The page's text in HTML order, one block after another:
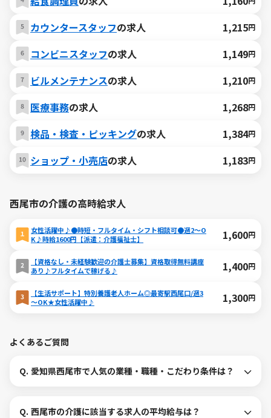
カウンタースタッフの求人 1,215円
コンビニスタッフの求人 1,149円
ビルメンテナンスの求人 1,210円
医療事務の求人 1,268円
検品・検査・ピッキングの求人 1,384円
ショップ・小売店の求人 1,183円
西尾市の介護の高時給求人
女性活躍中♪●時短・フルタイム・シフト相談可●週2～O
K♪時給1600円【派遣：介護福祉士】
1,600円
【資格なし・未経験歓迎の介護士募集】資格取得無料講座
あり♪フルタイムで稼げる♪
1,400円
【生活サポート】特別養護老人ホーム◎最寄駅西尾口/週3
～OK★女性活躍中♪
1,300円
よくあるご質問
Q. 愛知県西尾市で人気の業種・職種・こだわり条件は？
Q. 西尾市の介護に該当する求人の平均給与は？